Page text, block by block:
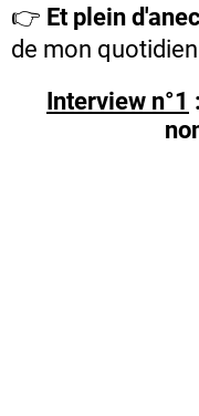
👉 Et plein
de mon
Interview n°1